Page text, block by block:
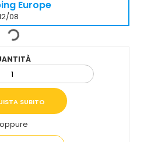
Europe
08
oppure